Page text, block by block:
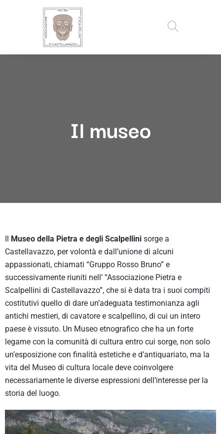
Il museo
Il Museo della Pietra e degli Scalpellini sorge a
Castellavazzo, per volontà e dall’unione di alcuni
appassionati, chiamati “Gruppo Rosso Bruno” e
successivamente riuniti nell’ “Associazione Pietra e
Scalpellini di Castellavazzo”, che si è data tra i suoi compiti
costitutivi quello di dare un’adeguata testimonianza agli
antichi mestieri, di cavatore e scalpellino, di cui un intero
paese è vissuto. Un Museo etnografico che ha un forte
legame con la comunità di cultura entro cui sorge, non solo
un’esposizione con finalità estetiche e d’antiquariato, ma la
vita del Museo di cultura locale deve coinvolgere
necessariamente le diverse espressioni dell’interesse per la
storia del luogo.